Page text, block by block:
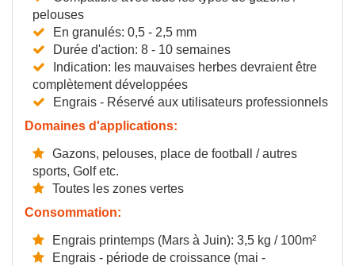
pelouses
En granulés: 0,5 - 2,5 mm
Durée d'action: 8 - 10 semaines
Indication: les mauvaises herbes devraient être
complètement développées
Engrais - Réservé aux utilisateurs professionnels
Domaines d'applications:
Gazons, pelouses, place de football / autres
sports, Golf etc.
Toutes les zones vertes
Consommation:
Engrais printemps (Mars à Juin): 3,5 kg / 100m²
Engrais - période de croissance (mai -